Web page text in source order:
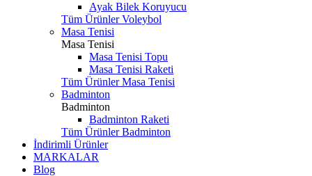
Ayak Bilek Koruyucu
Tüm Ürünler Voleybol
Masa Tenisi
Masa Tenisi
Masa Tenisi Topu
Masa Tenisi Raketi
Tüm Ürünler Masa Tenisi
Badminton
Badminton
Badminton Raketi
Tüm Ürünler Badminton
İndirimli Ürünler
MARKALAR
Blog